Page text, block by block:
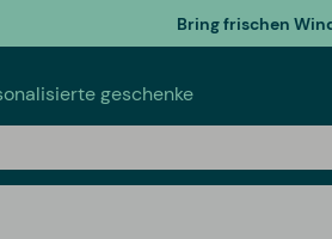
Bring frischen
geschenke